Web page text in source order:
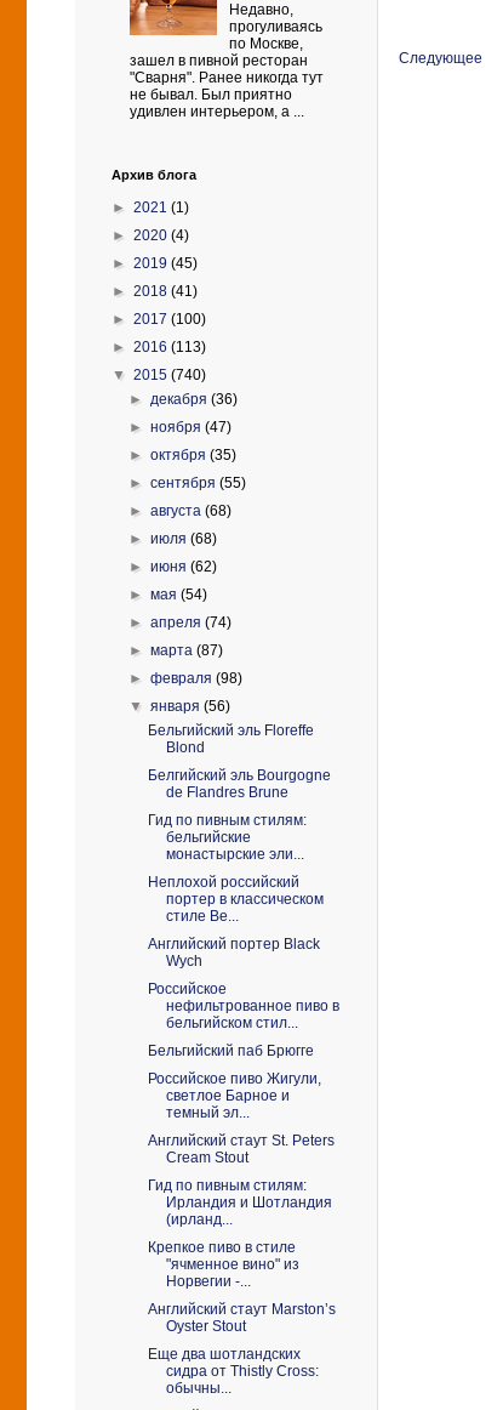
Следующее
Недавно,
прогуливаясь
по Москве,
зашел в пивной ресторан
"Сварня". Ранее никогда тут
не бывал. Был приятно
удивлен интерьером, а ...
Архив блога
► 2021 (1)
► 2020 (4)
► 2019 (45)
► 2018 (41)
► 2017 (100)
► 2016 (113)
▼ 2015 (740)
► декабря(36)
►ноября(47)
►октября(35)
►сентября(55)
►августа(68)
►июля(68)
►июня(62)
►мая(54)
►апреля(74)
►марта(87)
►февраля(98)
▼января(56)
Бельгийский эль Floreffe
Blond
Белгийский эль Bourgogne
de Flandres Brune
Гид по пивным стилям:
бельгийские
монастырские эли...
Неплохой российский
портер в классическом
стиле Be...
Английский портер Black
Wych
Российское
нефильтрованное пиво в
бельгийском стил...
Бельгийский паб Брюгге
Российское пиво Жигули,
светлое Барное и
темный эл...
Английский стаут St. Peters
Cream Stout
Гид по пивным стилям:
Ирландия и Шотландия
(ирланд...
Крепкое пиво в стиле
"ячменное вино" из
Норвегии -...
Английский стаут Marston’s
Oyster Stout
Еще два шотландских
сидра от Thistly Cross:
обычны...